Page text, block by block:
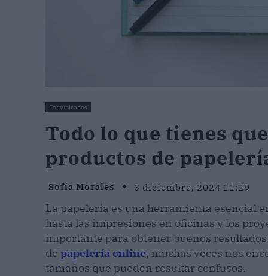
Comunicados
Todo lo que tienes
productos de
Sofía Morales 3 diciembre, 2024 11:29
La papelería es una herramienta esencial
hasta las impresiones en oficinas y los
importante para obtener buenos
de papelería online, muchas veces nos
tamaños que pueden resultar confusos.